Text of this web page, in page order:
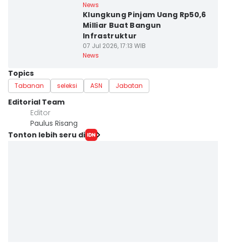
News
Klungkung Pinjam Uang Rp50,6
Milliar Buat Bangun
Infrastruktur
07 Jul 2026, 17:13 WIB
News
Topics
Tabanan seleksi ASN Jabatan
Editorial Team
Editor
Paulus Risang
Tonton lebih seru di